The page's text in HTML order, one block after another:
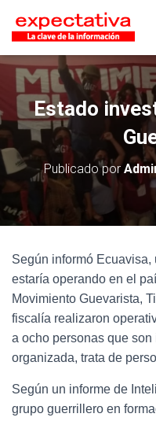
Estado
Publicado por
Según informó
estaría operando en el
Movimiento Guevarista,
fiscalía realizaron
a ocho personas que
organizada, trata de
Según un informe de
grupo guerrillero en